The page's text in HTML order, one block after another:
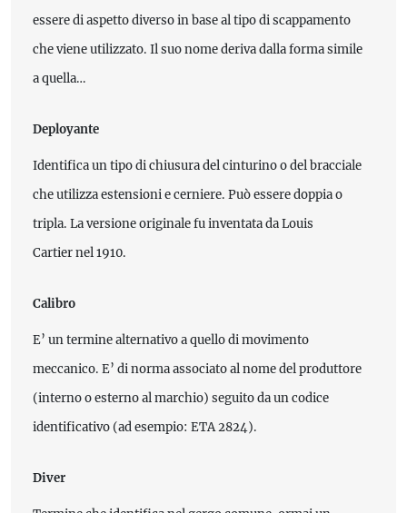
essere di aspetto diverso in base al tipo di scappamento
che viene utilizzato. Il suo nome deriva dalla forma simile
a quella…
Deployante
Identifica un tipo di chiusura del cinturino o del bracciale
che utilizza estensioni e cerniere. Può essere doppia o
tripla. La versione originale fu inventata da Louis
Cartier nel 1910.
Calibro
E’ un termine alternativo a quello di movimento
meccanico. E’ di norma associato al nome del produttore
(interno o esterno al marchio) seguito da un codice
identificativo (ad esempio: ETA 2824).
Diver